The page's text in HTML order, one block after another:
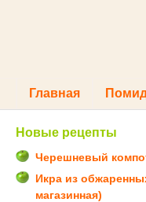
Главная
Новые рецепты
Черешневый
Икра из
магазинная)